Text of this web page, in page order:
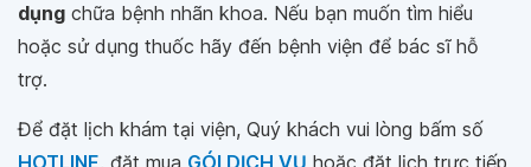
dụng chữa bệnh nhãn khoa. Nếu bạn muốn tìm hiểu
hoặc sử dụng thuốc hãy đến bệnh viện để bác sĩ hỗ
trợ.
Để đặt lịch khám tại viện, Quý khách vui lòng bấm số
HOTLINE, đặt mua GÓI DỊCH VỤ hoặc đặt lịch trực tiếp